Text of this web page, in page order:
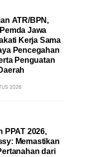
ATR/BPN,
Jawa
Kerja Sama
Pencegahan
Penguatan
2026
PPAT 2026,
Memastikan
dari